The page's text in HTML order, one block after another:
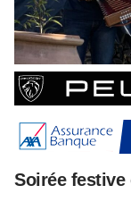
Soirée festive